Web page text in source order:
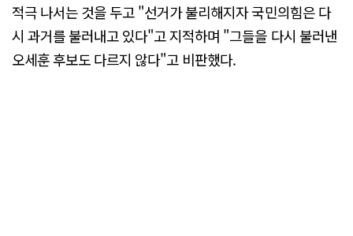
적극 나서는 것을 두고 "선거가 불리해지자 국민의힘은 다
시 과거를 불러내고 있다"고 지적하며 "그들을 다시 불러낸
오세훈 후보도 다르지 않다"고 비판했다.